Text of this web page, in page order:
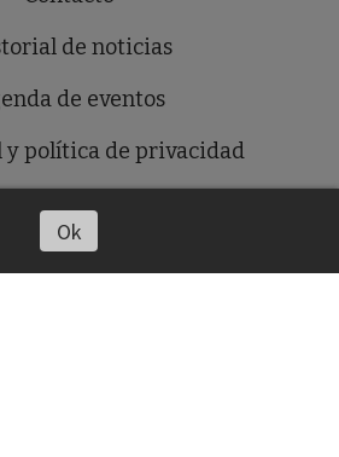
de noticias
de eventos
y política de privacidad
Colegios
Ok